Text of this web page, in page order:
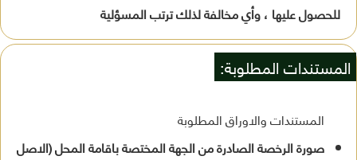
للحصول عليها ، وأي مخالفة لذلك ترتب المسؤلية
المستندات المطلوبة:
المستندات والاوراق المطلوبة
صورة الرخصة الصادرة من الجهة المختصة باقامة المحل (الاصل